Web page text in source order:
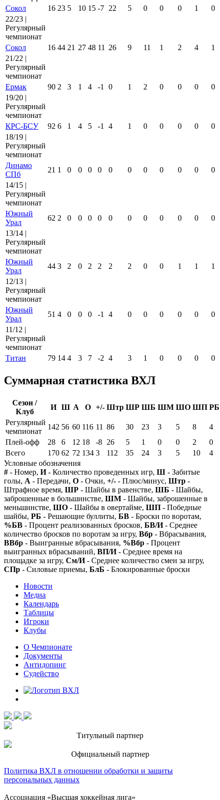
Сокол
16 23 5 10 15 -7 22 5 0 0 0 1
0
22/23 |
Регулярный
чемпионат
Сокол
16 44 21 27 48 11 26 9 11 1 2 4
1
21/22 |
Регулярный
чемпионат
Ермак
90 2 3 1 4 -1 0 1 2 0 0 0
0
19/20 |
Регулярный
чемпионат
КРС-БСУ
92 6 1 4 5 -1 4 1 0 0 0 0
0
18/19 |
Регулярный
чемпионат
Динамо
СПб
21 1 0 0 0 0 0 0 0 0 0 0
0
14/15 |
Регулярный
чемпионат
Южный
Урал
62 2 0 0 0 0 0 0 0 0 0 0
0
13/14 |
Регулярный
чемпионат
Южный
Урал
44 3 2 0 2 2 2 2 0 0 1 1
1
12/13 |
Регулярный
чемпионат
Южный
Урал
51 4 0 0 0 -1 4 0 0 0 0 0
0
11/12 |
Регулярный
чемпионат
Титан
79 14 4 3 7 -2 4 3 1 0 0 0 0
Суммарная статистика ВХЛ
Сезон /
Клуб
И Ш А О +/- Штр ШР ШБ ШМ ШО ШП РБ
Регулярный
чемпионат
142 56 60 116 11 86 30 23 3 5 8
4
Плей-офф
28 6 12 18 -8 26 5 1 0 0 2
0
Всего
170 62 72 134 3 112 35 24 3 5 10
4
Условные обозначения
# - Номер, И- Количество проведенных игр, Ш - Забитые
голы, А - Передачи, О - Очки, +/- - Плюс/минус, Штр -
Штрафное время, ШР - Шайбы в равенстве, ШБ - Шайбы,
заброшенные в большинстве, ШМ - Шайбы, заброшенные в
меньшинстве, ШО - Шайбы в овертайме, ШП - Победные
шайбы, РБ - Решающие буллиты, БВ - Броски по воротам,
%БВ - Процент реализованных бросков, БВ/И- Среднее
количество бросков по воротам за игру, Вбр - Вбрасывания,
ВВбр - Выигранные вбрасывания, %Вбр - Процент
выигранных вбрасываний, ВП/И- Среднее время на
площадке за игру, См/И- Среднее количество смен за игру,
СПр - Силовые приемы, БлБ - Блокированные броски
Новости
Медиа
Календарь
Таблицы
Игроки
Клубы
О Чемпионате
Документы
Антидопинг
Судейство
Титульный партнер
Официальный партнер
Политика ВХЛ в отношении обработки и защиты
персональных данных
Ассоциация «Высшая хоккейная лига»